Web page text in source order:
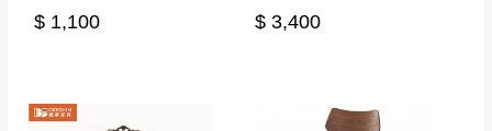
$ 1,100 $ 3,400